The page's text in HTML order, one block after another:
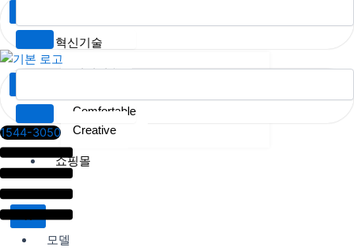
혁신기술
혁신기술
Comfortable
Creative
쇼핑몰
X
1544-3050
모델